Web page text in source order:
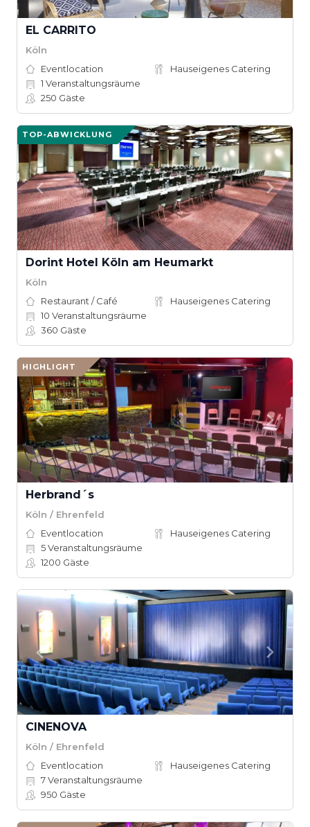
EL CARRITO
Köln
Eventlocation
Hauseigenes Catering
1 Veranstaltungsräume
250 Gäste
TOP-ABWICKLUNG
Dorint Hotel Köln am Heumarkt
Köln
Restaurant / Café
Hauseigenes Catering
10 Veranstaltungsräume
360 Gäste
HIGHLIGHT
Herbrand´s
Köln / Ehrenfeld
Eventlocation
Hauseigenes Catering
5Veranstaltungsräume
1200 Gäste
CINENOVA
Köln / Ehrenfeld
Eventlocation
Hauseigenes Catering
7Veranstaltungsräume
950 Gäste